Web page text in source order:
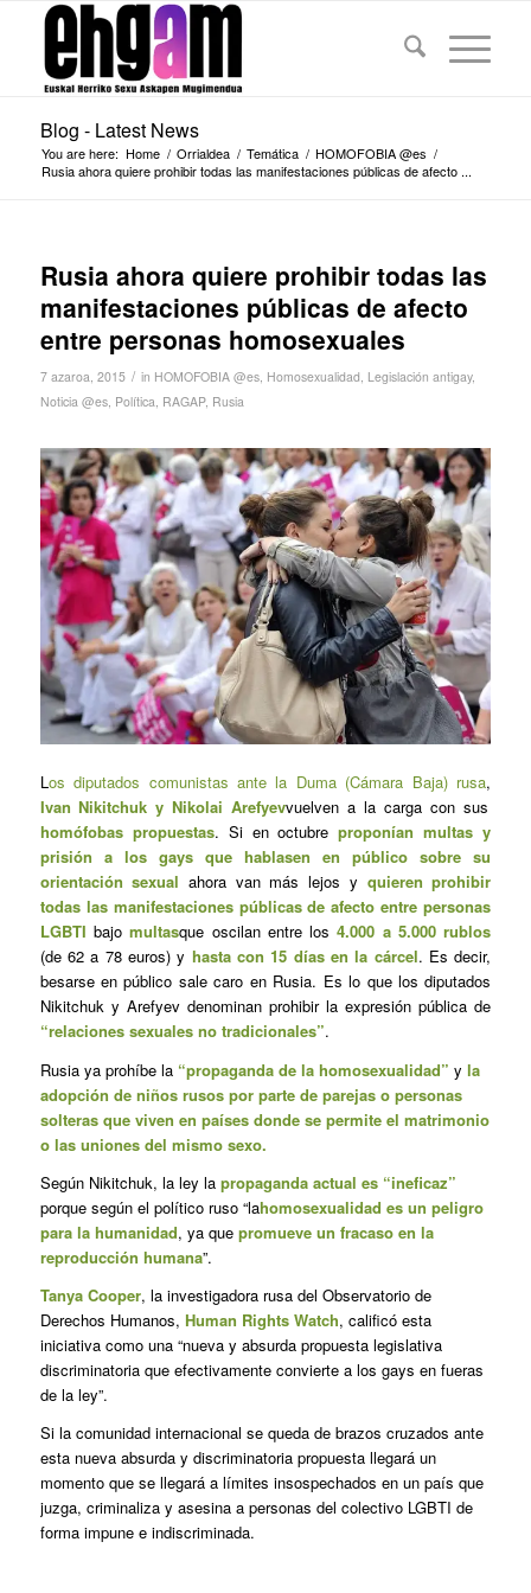
Blog - Latest News
You are here: Home / Orrialdea / Temática / HOMOFOBIA @es /
Rusia ahora quiere prohibir todas las manifestaciones públicas de afecto ...
Rusia ahora quiere prohibir todas las
manifestaciones públicas de afecto
entre personas homosexuales
7 azaroa, 2015 / in HOMOFOBIA @es, Homosexualidad, Legislación antigay,
Noticia @es, Política, RAGAP, Rusia
Los diputados comunistas ante la Duma (Cámara Baja) rusa,
Ivan Nikitchuk y Nikolai Arefyevvuelven a la carga con sus
homófobas propuestas. Si en octubreproponían multas y
prisión a los gays que hablasen en público sobre su
orientación sexualahora van más lejos y quieren prohibir
todas las manifestaciones públicas de afecto entre personas
LGBTI bajomultasque oscilan entre los 4.000 a 5.000 rublos
(de 62 a 78 euros) y hasta con 15 días en la cárcel. Es decir,
besarse en público sale caro en Rusia. Es lo que los diputados
Nikitchuk y Arefyev denominan prohibir la expresión pública de
“relaciones sexuales no tradicionales”.
Rusia ya prohíbe la “propaganda de la homosexualidad” y la
adopción de niños rusos por parte de parejas o personas
solteras que viven en países donde se permite el matrimonio
o las uniones del mismo sexo.
Según Nikitchuk, la ley la propaganda actual es “ineficaz”
porque según el político ruso “lahomosexualidad es un peligro
para la humanidad, ya que promueve un fracaso en la
reproducción humana”.
Tanya Cooper, la investigadora rusa del Observatorio de
Derechos Humanos, Human Rights Watch, calificó esta
iniciativa como una “nueva y absurda propuesta legislativa
discriminatoria que efectivamente convierte a los gays en fueras
de la ley”.
Si la comunidad internacional se queda de brazos cruzados ante
esta nueva absurda y discriminatoria propuesta llegará un
momento que se llegará a límites insospechados en un país que
juzga, criminaliza y asesina a personas del colectivo LGBTI de
forma impune e indiscriminada.